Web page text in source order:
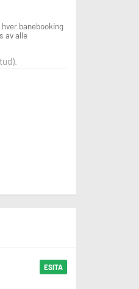
banebooking
av alle
ESITA